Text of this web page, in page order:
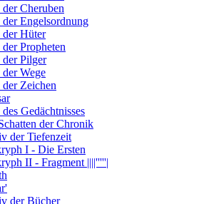
Cheruben
Engelsordnung
Hüter
Propheten
Pilger
Wege
Zeichen
Gedächtnisses
der Chronik
der Tiefenzeit
I - Die Ersten
II - Fragment ||||'''''|
der Bücher